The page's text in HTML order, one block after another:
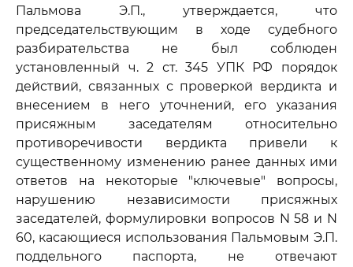
Пальмова Э.П., утверждается, что
председательствующим в ходе судебного
разбирательства не был соблюден
установленный ч. 2 ст. 345 УПК РФ порядок
действий, связанных с проверкой вердикта и
внесением в него уточнений, его указания
присяжным заседателям относительно
противоречивости вердикта привели к
существенному изменению ранее данных ими
ответов на некоторые "ключевые" вопросы,
нарушению независимости присяжных
заседателей, формулировки вопросов N 58 и N
60, касающиеся использования Пальмовым Э.П.
поддельного паспорта, не отвечают